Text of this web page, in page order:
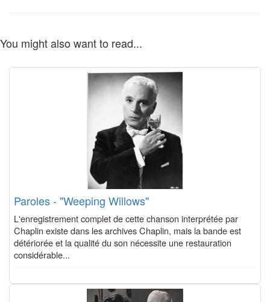
You might also want to read...
Paroles - "Weeping Willows"
L'enregistrement complet de cette chanson interprétée par
Chaplin existe dans les archives Chaplin, mais la bande est
détériorée et la qualité du son nécessite une restauration
considérable...